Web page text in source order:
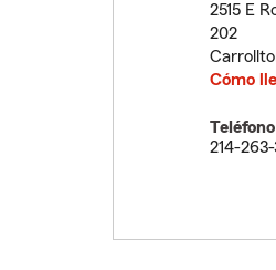
2515 E
202
Cómo
214-